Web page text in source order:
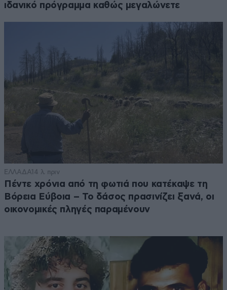
ιδανικό πρόγραμμα καθώς μεγαλώνετε
ΕΛΛΑΔΑ14 λ. πριν
Πέντε χρόνια από τη φωτιά που κατέκαψε τη
Βόρεια Εύβοια – Το δάσος πρασινίζει ξανά, οι
οικονομικές πληγές παραμένουν